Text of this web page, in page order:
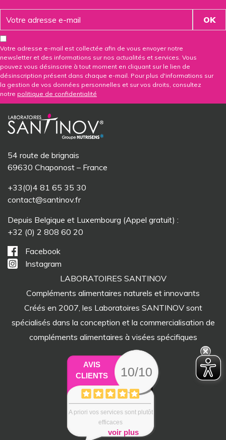
Votre adresse e-mail est collectée afin de vous envoyer notre
newsletter et des informations sur nos actualités et services. Vous
pouvez vous désinscrire à tout moment en cliquant sur le lien de
désinscription présent dans chaque e-mail. Pour plus d'informations sur
la gestion de vos données personnelles et sur vos droits, consultez
notre politique de confidentialité
54 route de brignais
69630 Chaponost – France
+33(0)4 81 65 35 30
contact@santinov.fr
Depuis Belgique et Luxembourg (Appel gratuit) :
+32 (0) 2 808 60 20
Facebook
Instagram
LABORATOIRES SANTINOV
Compléments alimentaires naturels et innovants
Créés en 2007, les Laboratoires SANTINOV sont
spécialisés dans la conception et la commercialisation de
compléments alimentaires à visées spécifiques
AVIS
CLIENTS
10/10
A priori vos services sont plutôt
efficaces
voir plus